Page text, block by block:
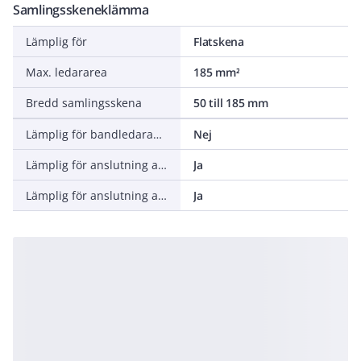
Samlingsskeneklämma
Lämplig för
Flatskena
Max. ledararea
185 mm²
Bredd samlingsskena
50 till 185 mm
Lämplig för bandledaranslutning
Nej
Lämplig för anslutning av rund ledare
Ja
Lämplig för anslutning av sektorformig ledare
Ja